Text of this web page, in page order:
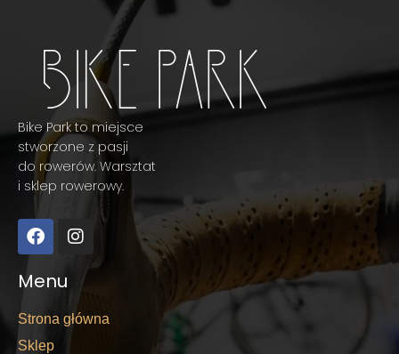
Bike Park to miejsce
stworzone z pasji
do rowerów. Warsztat
i sklep rowerowy.
Menu
Strona główna
Sklep